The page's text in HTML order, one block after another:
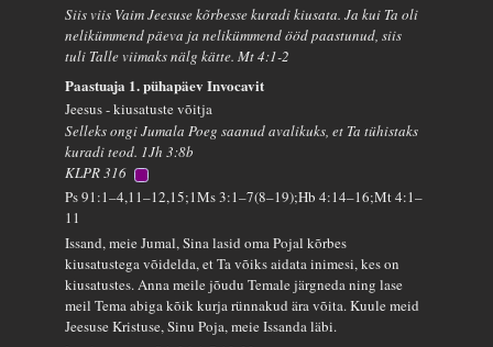
Siis viis Vaim Jeesuse kõrbesse kuradi kiusata. Ja kui Ta oli
nelikümmend päeva ja nelikümmend ööd paastunud, siis
tuli Talle viimaks nälg kätte. Mt 4:1-2
Paastuaja 1. pühapäev Invocavit
Jeesus - kiusatuste võitja
Selleks ongi Jumala Poeg saanud avalikuks, et Ta tühistaks
kuradi teod. 1Jh 3:8b
KLPR 316
Ps 91:1–4,11–12,15;1Ms 3:1–7(8–19);Hb 4:14–16;Mt 4:1–
11
Issand, meie Jumal, Sina lasid oma Pojal kõrbes
kiusatustega võidelda, et Ta võiks aidata inimesi, kes on
kiusatustes. Anna meile jõudu Temale järgneda ning lase
meil Tema abiga kõik kurja rünnakud ära võita. Kuule meid
Jeesuse Kristuse, Sinu Poja, meie Issanda läbi.